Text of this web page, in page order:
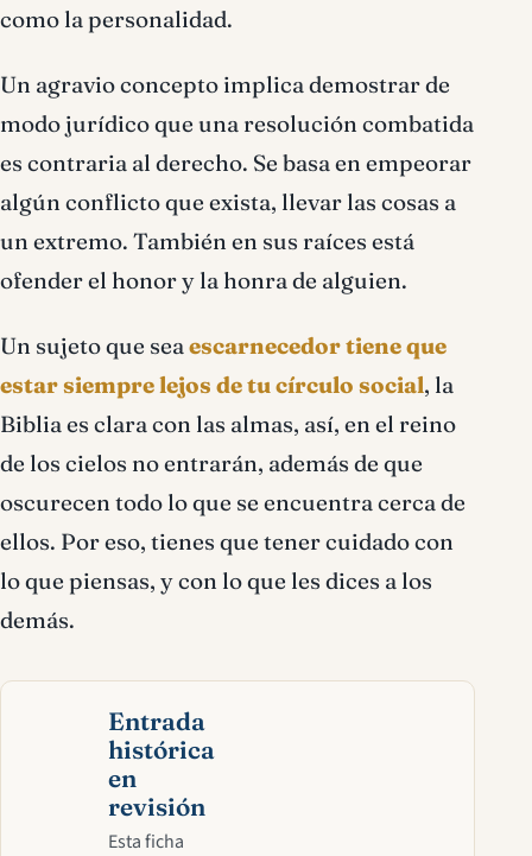
como la personalidad.
Un agravio concepto implica demostrar de
modo jurídico que una resolución combatida
es contraria al derecho. Se basa en empeorar
algún conflicto que exista, llevar las cosas a
un extremo. También en sus raíces está
ofender el honor y la honra de alguien.
Un sujeto que seaescarnecedor tiene que
estar siempre lejos de tu círculo social, la
Biblia es clara con las almas, así, en el reino
de los cielos no entrarán, además de que
oscurecen todo lo que se encuentra cerca de
ellos. Por eso, tienes que tener cuidado con
lo que piensas, y con lo que les dices a los
demás.
Entrada
histórica
en
revisión
Esta ficha